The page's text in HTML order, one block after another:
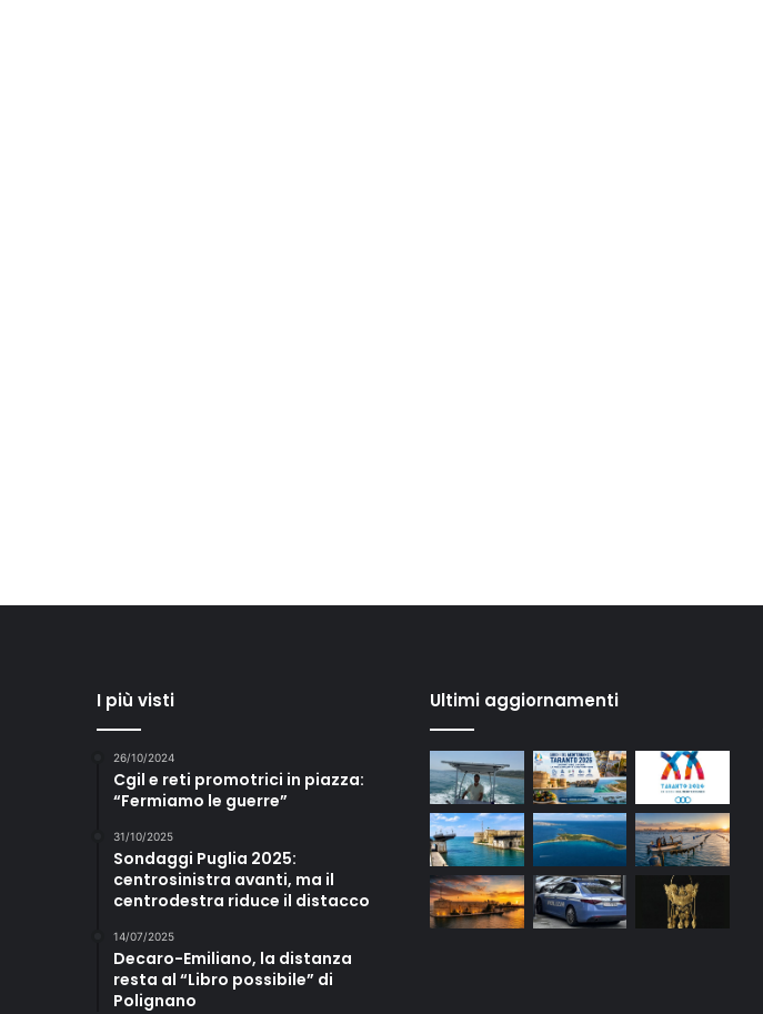
I più visti
26/10/2024
Cgil e reti promotrici in piazza:
“Fermiamo le guerre”
31/10/2025
Sondaggi Puglia 2025:
centrosinistra avanti, ma il
centrodestra riduce il distacco
14/07/2025
Decaro-Emiliano, la distanza
resta al “Libro possibile” di
Polignano
Ultimi aggiornamenti